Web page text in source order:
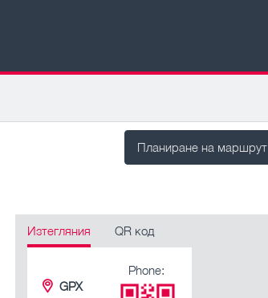
Планиране на маршрут
Изтегляния QR код
GPX
Phone: